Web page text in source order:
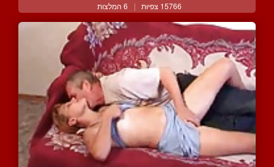
15766 צפיות | 6 המלצות